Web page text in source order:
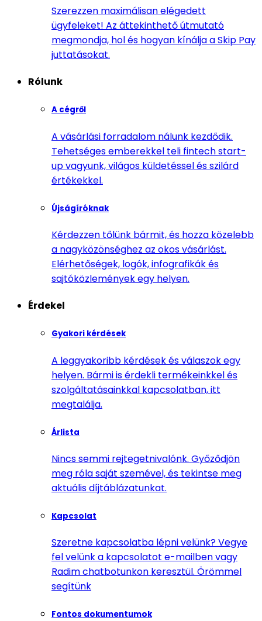
Szerezzen maximálisan elégedett
ügyfeleket! Az áttekinthető útmutató
megmondja, hol és hogyan kínálja a Skip Pay
juttatásokat.
Rólunk
A cégről
A vásárlási forradalom nálunk kezdődik.
Tehetséges emberekkel teli fintech start-
up vagyunk, világos küldetéssel és szilárd
értékekkel.
Újságíróknak
Kérdezzen tőlünk bármit, és hozza közelebb
a nagyközönséghez az okos vásárlást.
Elérhetőségek, logók, infografikák és
sajtóközlemények egy helyen.
Érdekel
Gyakori kérdések
A leggyakoribb kérdések és válaszok egy
helyen. Bármi is érdekli termékeinkkel és
szolgáltatásainkkal kapcsolatban, itt
megtalálja.
Árlista
Nincs semmi rejtegetnivalónk. Győződjön
meg róla saját szemével, és tekintse meg
aktuális díjtáblázatunkat.
Kapcsolat
Szeretne kapcsolatba lépni velünk? Vegye
fel velünk a kapcsolatot e-mailben vagy
Radim chatbotunkon keresztül. Örömmel
segítünk
Fontos dokumentumok